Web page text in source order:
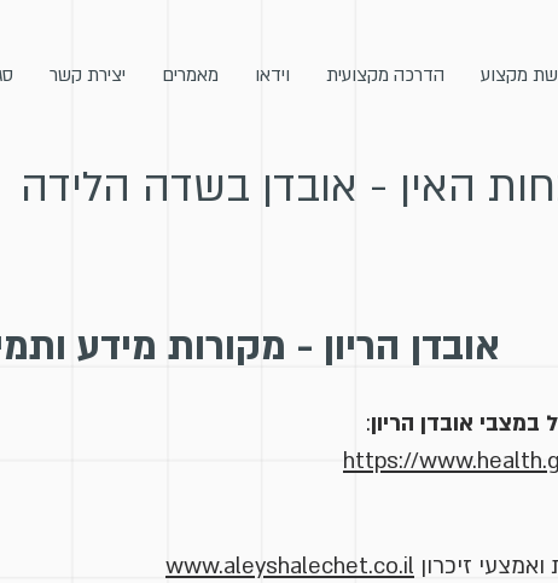
מקצוע הדרכה מקצועית וידאו מאמרים יצירת קשר
האין - אובדן בשדה הלידה
אובדן הריון - מקורות מידע
אובדן הריון:
https://
זיכרון www.aleyshalechet.co.il